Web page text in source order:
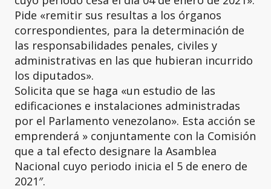
Pide «remitir sus resultas a los órganos
correspondientes, para la determinación de
las responsabilidades penales, civiles y
administrativas en las que hubieran incurrido
los diputados».
Solicita que se haga «un estudio de las
edificaciones e instalaciones administradas
por el Parlamento venezolano». Esta acción se
emprenderá » conjuntamente con la Comisión
que a tal efecto designare la Asamblea
Nacional cuyo periodo inicia el 5 de enero de
2021″.